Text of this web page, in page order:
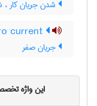
شدن جریان کار
جریان صفر
این واژه